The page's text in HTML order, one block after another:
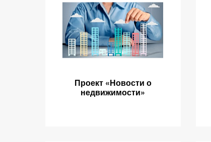
Проект «Новости о
недвижимости»